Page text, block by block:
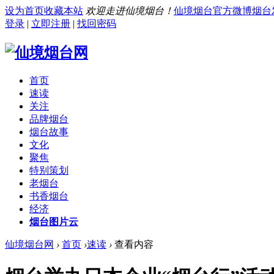
设为首页收藏本站 欢迎走进仙境烟台！ 仙境烟台官方微博烟台
登录 | 立即注册 | 找回密码
首页
速读
关注
品牌烟台
烟台故事
文化
聚焦
特别策划
老烟台
书香烟台
经济
烟台图片云
仙境烟台网 › 首页 ›速读 › 查看内容